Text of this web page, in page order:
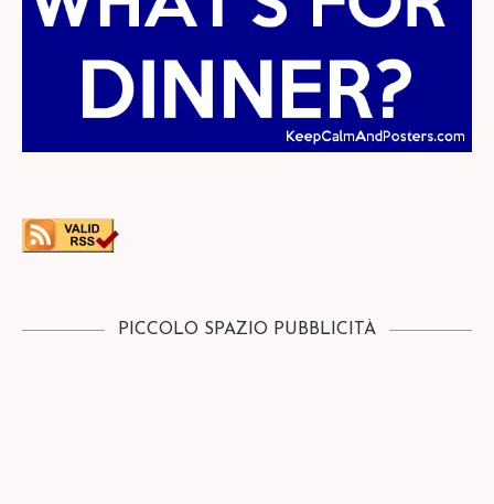
PICCOLO SPAZIO PUBBLICITÀ